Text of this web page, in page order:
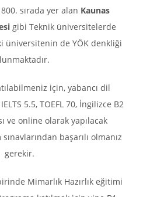
sırada yer alan Kaunas
gibi Teknik üniversitelerde
üniversitenin de YÖK denkliği
için, yabancı dil
5.5, TOEFL 70, İngilizce B2
ve online olarak yapılacak
başarılı olmanız
gerekir.
Mimarlık Hazırlık eğitimi